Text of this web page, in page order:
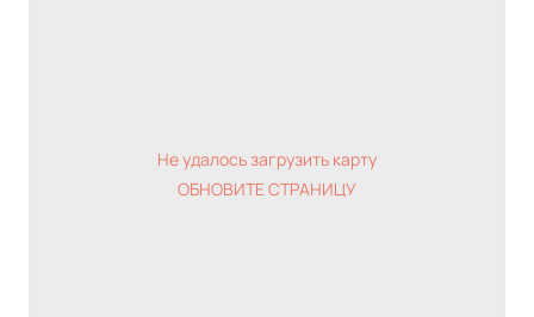
Не удалось загрузить карту
ОБНОВИТЕ СТРАНИЦУ